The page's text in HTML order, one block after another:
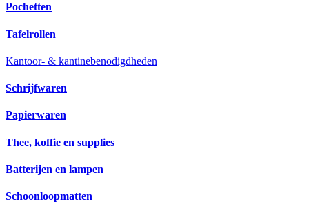
Pochetten
Tafelrollen
Kantoor- & kantinebenodigdheden
Schrijfwaren
Papierwaren
Thee, koffie en supplies
Batterijen en lampen
Schoonloopmatten